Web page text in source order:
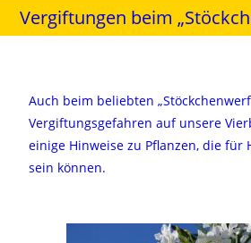
Vergiftungen beim
Auch beim beliebten
Vergiftungsgefahren auf unsere
einige Hinweise zu Pflanzen, die für
sein können.